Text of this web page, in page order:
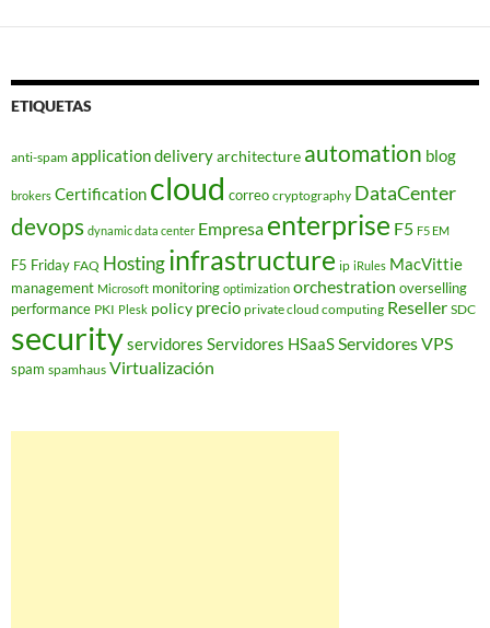
ETIQUETAS
anti-spam application deliveryarchitecture automation blog
brokers Certification cloud correo cryptography DataCenter
devops dynamic data center Empresa enterprise F5 F5 EM
F5 Friday FAQ Hostinginfrastructure ip iRules MacVittie
management Microsoft monitoring optimization orchestration overselling
performance PKI Plesk policy precio private cloud computing Reseller SDC
securityservidores Servidores HSaaSServidores VPS
spam spamhaus Virtualización